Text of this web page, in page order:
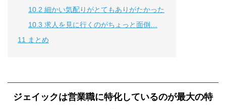
10.2 細かい気配りがとてもありがたかった
10.3 求人を見に行くのがちょっと面倒…
11
まとめ
ジェイックは営業職に特化しているのが最大の特